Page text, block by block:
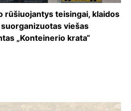
rūšiuojantys teisingai, klaidos
viešas
„Konteinerio krata“